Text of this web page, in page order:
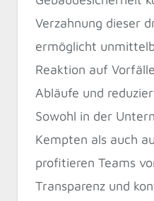
Verzahnung dieser
ermöglicht
Reaktion auf
Abläufe und
Sowohl in der
Kempten als auch
profitieren Teams
Transparenz und